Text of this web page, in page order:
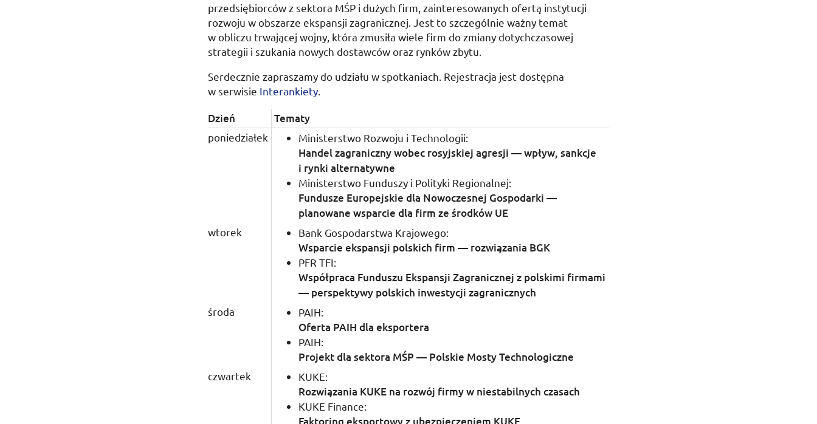
przedsiębiorców z sektora MŚP i dużych firm, zainteresowanych ofertą instytucji
rozwoju w obszarze ekspansji zagranicznej. Jest to szczególnie ważny temat
w obliczu trwającej wojny, która zmusiła wiele firm do zmiany dotychczasowej
strategii i szukania nowych dostawców oraz rynków zbytu.
Serdecznie zapraszamy do udziału w spotkaniach. Rejestracja jest dostępna
w serwisie Interankiety
Dzień Tematy
poniedziałek Ministerstwo Rozwoju i Technologii:
Handel zagraniczny wobec rosyjskiej agresji — wpływ, sankcje
i rynki alternatywne
Ministerstwo Funduszy i Polityki Regionalnej:
Fundusze Europejskie dla Nowoczesnej Gospodarki —
planowane wsparcie dla firm ze środków UE
wtorek Bank Gospodarstwa Krajowego:
Wsparcie ekspansji polskich firm — rozwiązania BGK
PFR TFI:
Współpraca Funduszu Ekspansji Zagranicznej z polskimi firmami
— perspektywy polskich inwestycji zagranicznych
środa PAIH:
Oferta PAIH dla eksportera
PAIH:
Projekt dla sektora MŚP — Polskie Mosty Technologiczne
czwartek KUKE:
Rozwiązania KUKE na rozwój firmy w niestabilnych czasach
KUKE Finance: